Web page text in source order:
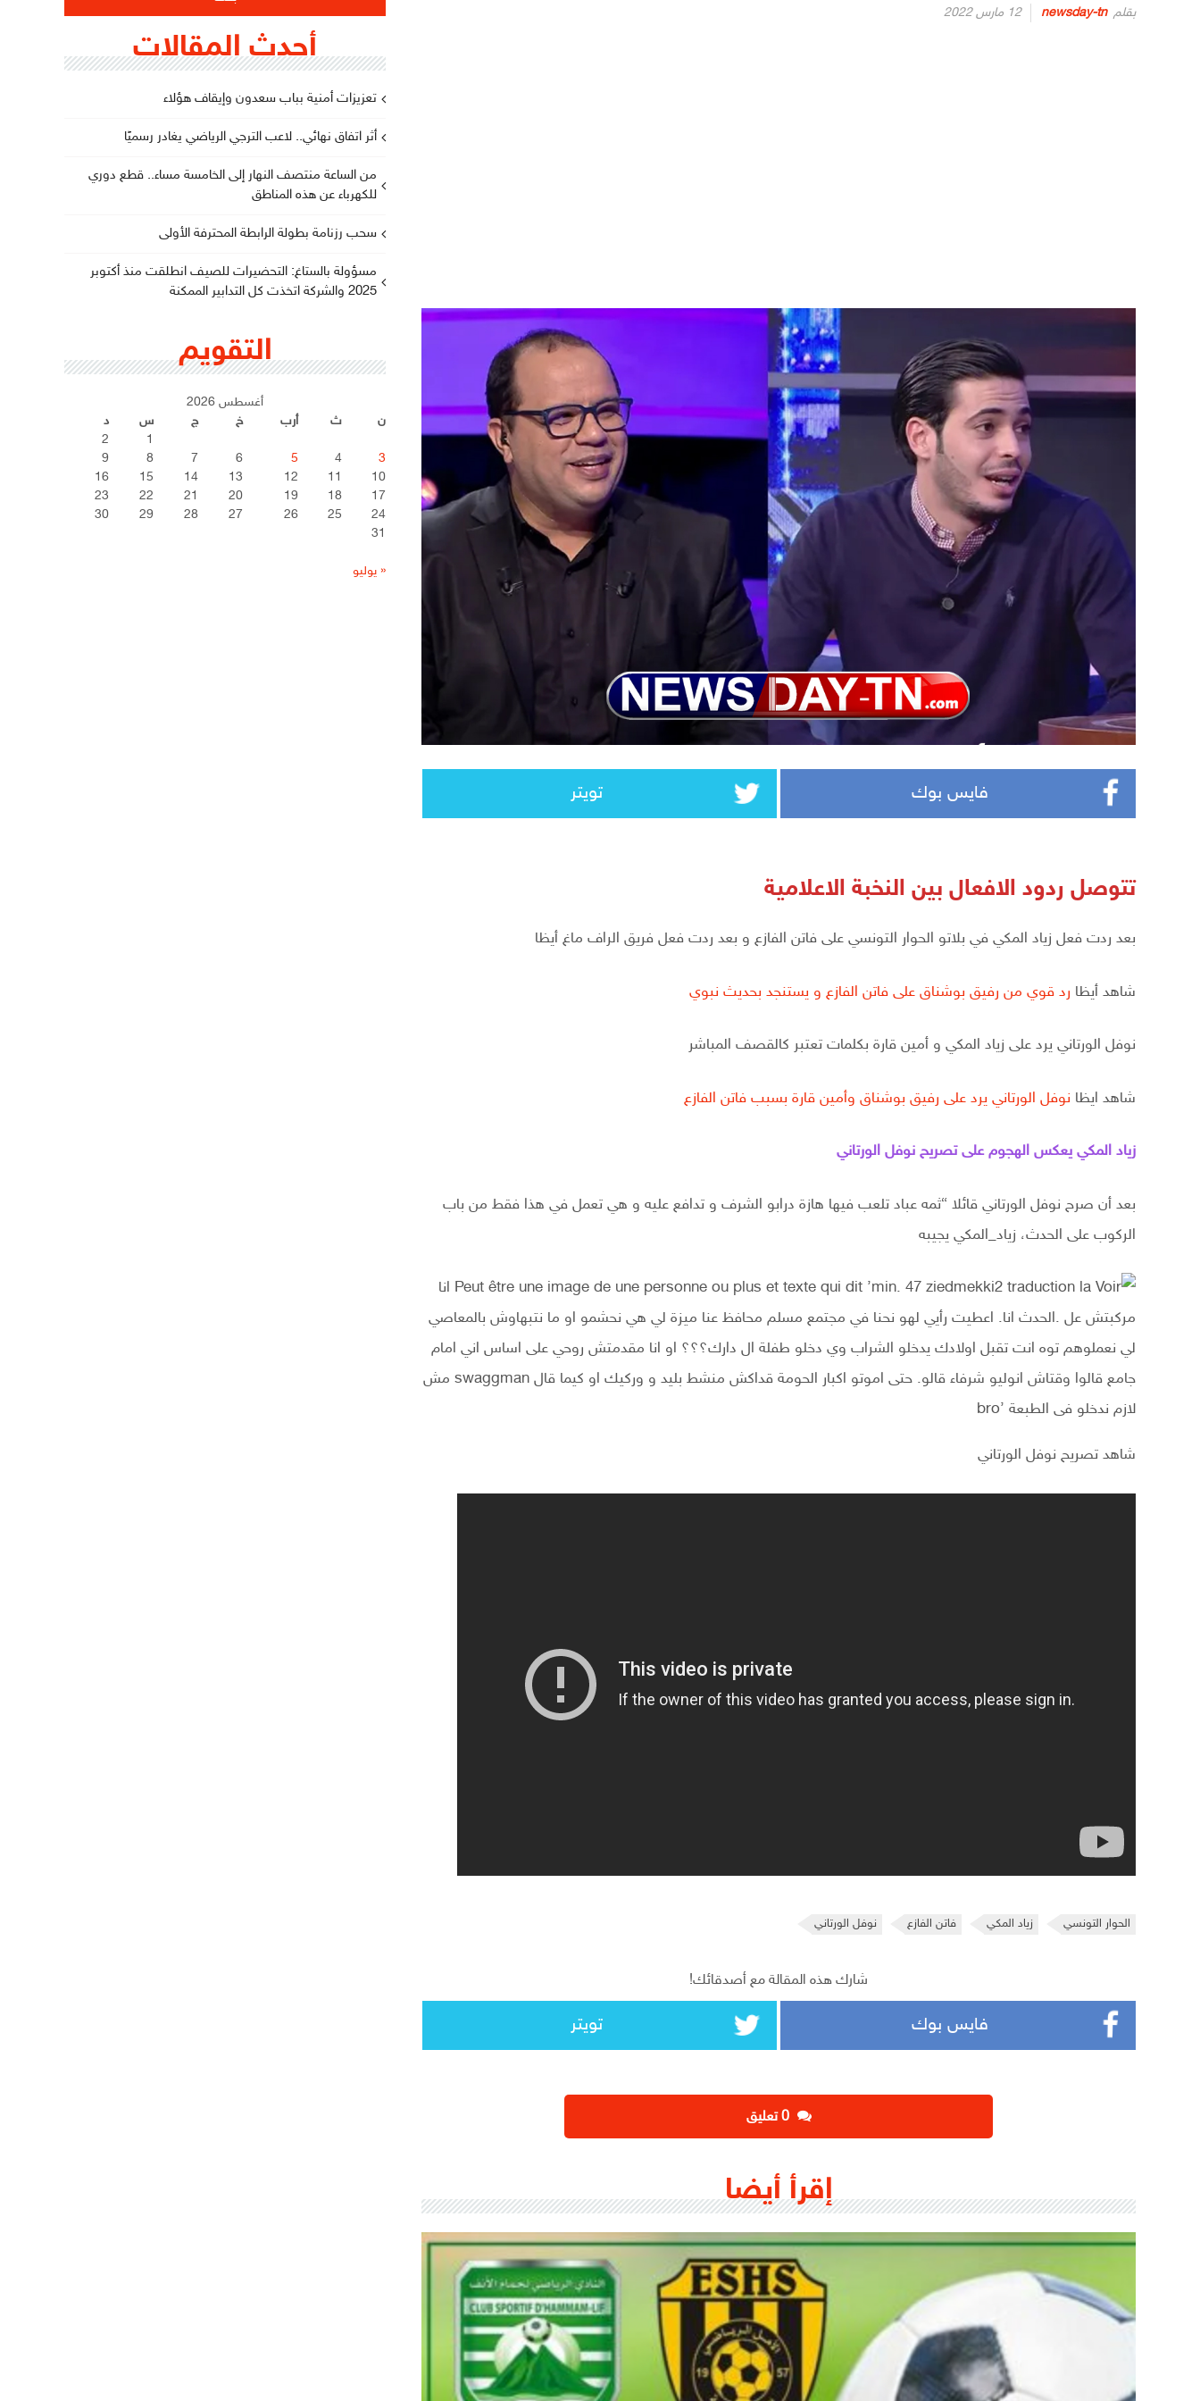
بقلم newsday-tn
Posted
12 مارس 2022
فايس بوك تويتر
تتوصل ردود الافعال بين النخبة الاعلامية
بعد ردت فعل زياد المكي في بلاتو الحوار التونسي على فاتن الفازع و بعد ردت فعل فريق الراف ماغ أيظا
شاهد أيظا رد قوي من رفيق بوشناق على فاتن الفازع و يستنجد بحديث نبوي
نوفل الورتاني يرد على زياد المكي و أمين قارة بكلمات تعتبر كالقصف المباشر
شاهد ايظا نوفل الورتاني يرد على رفيق بوشناق وأمين قارة بسبب فاتن الفازع
زياد المكي يعكس الهجوم على تصريح نوفل الورتاني
بعد أن صرح نوفل الورتاني قائلا “ثمه عباد تلعب فيها هازة درابو الشرف و تدافع عليه و هي تعمل في هذا فقط من باب
الركوب على الحدث، زياد_المكي يجيبه
شاهد تصريح نوفل الورتاني
الحوار التونسي زياد المكي فاتن الفازع نوفل الورتاني
شارك هذه المقالة مع أصدقائك!
فايس بوك تويتر
‫0 تعليق
إقرأ أيضا
أحدث المقالات
تعزيزات أمنية بباب سعدون وإيقاف هؤلاء
أثر اتفاق نهائي.. لاعب الترجي الرياضي يغادر رسميًا
من الساعة منتصف النهار إلى الخامسة مساء.. قطع دوري
للكهرباء عن هذه المناطق
سحب رزنامة بطولة الرابطة المحترفة الأولى
مسؤولة بالستاغ: التحضيرات للصيف انطلقت منذ أكتوبر
2025 والشركة اتخذت كل التدابير الممكنة
التقويم
أغسطس 2026
ن
ث أرب خ ج س
د
1
2
3
4
5
6
7
8
9
10
11
12
13
14
15
16
17
18
19
20
21
22
23
24
25
26
27
28
29
30
31
« يوليو